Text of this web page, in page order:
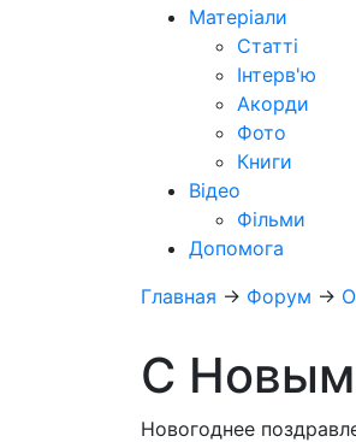
Матеріали
Статті
Інтерв'ю
Акорди
Фото
Книги
Відео
Фільми
Допомога
Главная → Форум →
С Новым
Новогоднее